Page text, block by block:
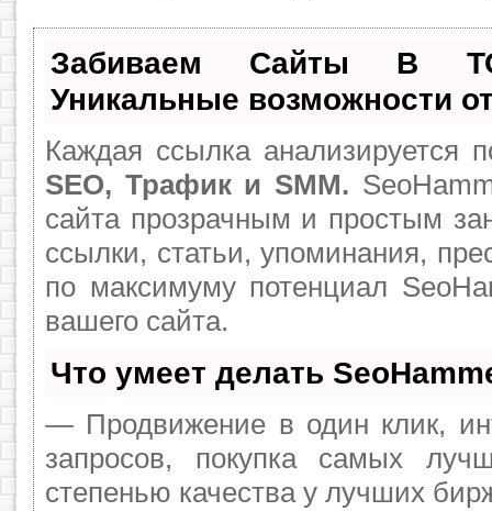
Забиваем Сайты В
Уникальные возможности
Каждая ссылка анализируется
SEO, Трафик и SMM.
сайта прозрачным и простым
ссылки, статьи, упоминания,
по максимуму потенциал
вашего сайта.
Что умеет делать
— Продвижение в один клик,
запросов, покупка самых
степенью качества у лучших